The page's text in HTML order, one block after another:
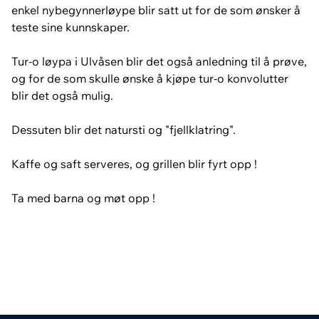
enkel nybegynnerløype blir satt ut for de som ønsker å
teste sine kunnskaper.
Tur-o løypa i Ulvåsen blir det også anledning til å prøve,
og for de som skulle ønske å kjøpe tur-o konvolutter
blir det også mulig.
Dessuten blir det natursti og "fjellklatring".
Kaffe og saft serveres, og grillen blir fyrt opp !
Ta med barna og møt opp !